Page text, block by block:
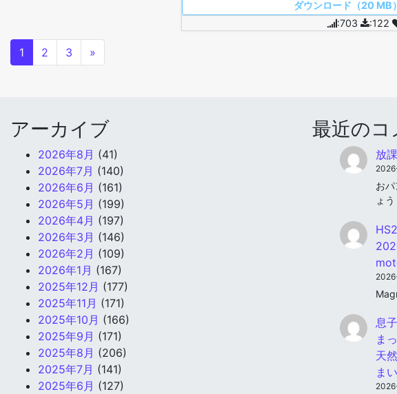
ダウンロード（20 MB）
:703
:122
1 2 3 »
アーカイブ
2026年8月 (41)
2026年7月 (140)
2026年6月 (161)
2026年5月 (199)
2026年4月 (197)
2026年3月 (146)
2026年2月 (109)
2026年1月 (167)
2025年12月 (177)
2025年11月 (171)
2025年10月 (166)
2025年9月 (171)
2025年8月 (206)
2025年7月 (141)
2025年6月 (127)
最近のコ
放
お
ょう
息
ま
天
ま